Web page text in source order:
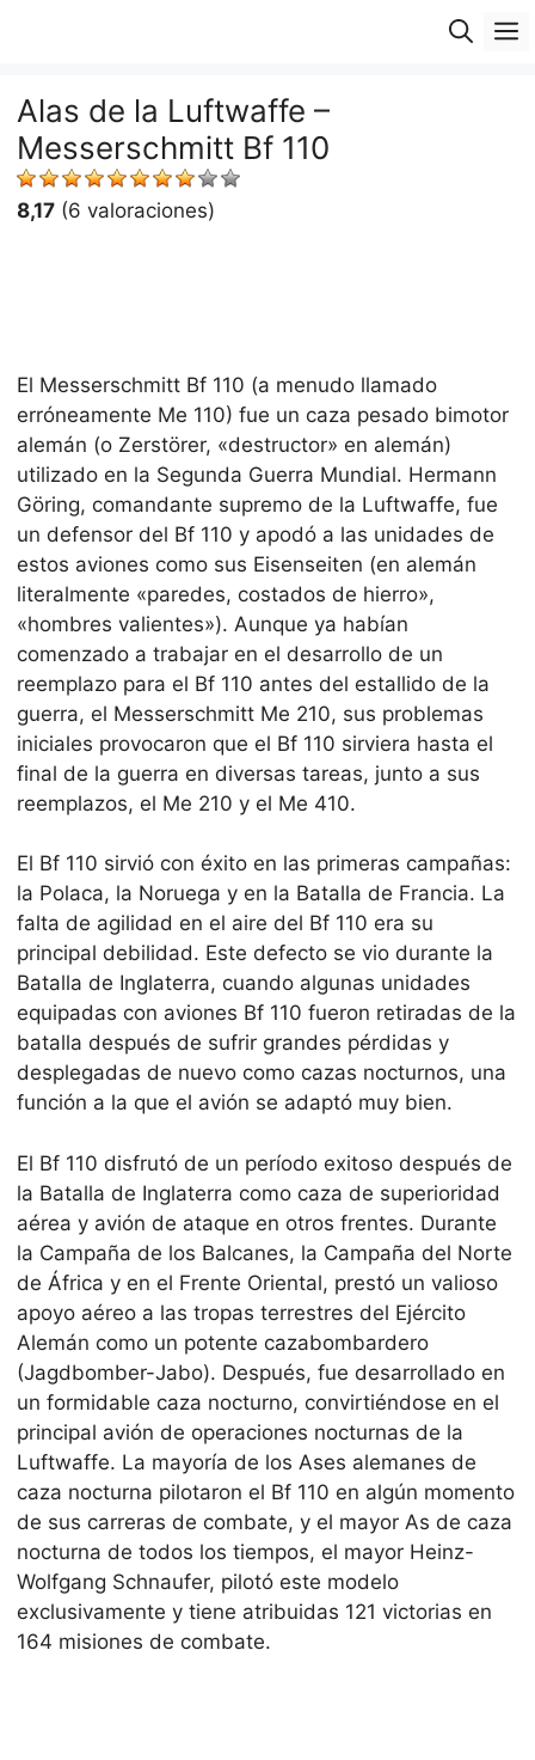
Alas de la Luftwaffe –
Messerschmitt Bf 110
8,17 (6 valoraciones)
El Messerschmitt Bf 110 (a menudo llamado
erróneamente Me 110) fue un caza pesado bimotor
alemán (o Zerstörer, «destructor» en alemán)
utilizado en la Segunda Guerra Mundial. Hermann
Göring, comandante supremo de la Luftwaffe, fue
un defensor del Bf 110 y apodó a las unidades de
estos aviones como sus Eisenseiten (en alemán
literalmente «paredes, costados de hierro»,
«hombres valientes»). Aunque ya habían
comenzado a trabajar en el desarrollo de un
reemplazo para el Bf 110 antes del estallido de la
guerra, el Messerschmitt Me 210, sus problemas
iniciales provocaron que el Bf 110 sirviera hasta el
final de la guerra en diversas tareas, junto a sus
reemplazos, el Me 210 y el Me 410.
El Bf 110 sirvió con éxito en las primeras campañas:
la Polaca, la Noruega y en la Batalla de Francia. La
falta de agilidad en el aire del Bf 110 era su
principal debilidad. Este defecto se vio durante la
Batalla de Inglaterra, cuando algunas unidades
equipadas con aviones Bf 110 fueron retiradas de la
batalla después de sufrir grandes pérdidas y
desplegadas de nuevo como cazas nocturnos, una
función a la que el avión se adaptó muy bien.
El Bf 110 disfrutó de un período exitoso después de
la Batalla de Inglaterra como caza de superioridad
aérea y avión de ataque en otros frentes. Durante
la Campaña de los Balcanes, la Campaña del Norte
de África y en el Frente Oriental, prestó un valioso
apoyo aéreo a las tropas terrestres del Ejército
Alemán como un potente cazabombardero
(Jagdbomber-Jabo). Después, fue desarrollado en
un formidable caza nocturno, convirtiéndose en el
principal avión de operaciones nocturnas de la
Luftwaffe. La mayoría de los Ases alemanes de
caza nocturna pilotaron el Bf 110 en algún momento
de sus carreras de combate, y el mayor As de caza
nocturna de todos los tiempos, el mayor Heinz-
Wolfgang Schnaufer, pilotó este modelo
exclusivamente y tiene atribuidas 121 victorias en
164 misiones de combate.